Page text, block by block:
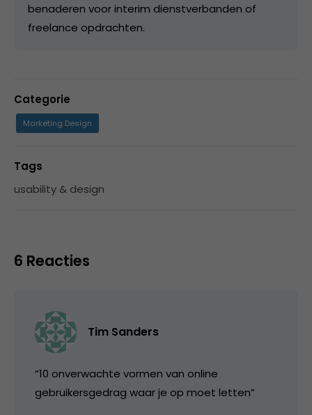
benaderen voor interim dienstverbanden of
freelance opdrachten.
Categorie
Marketing Design
Tags
usability & design
6 Reacties
Tim Sanders
“10 onverwachte vormen van online
gebruikersgedrag waar je op moet letten”